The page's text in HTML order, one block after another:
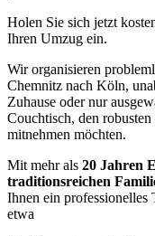
Holen Sie sich jetzt
Ihren Umzug ein.
Wir organisieren
Chemnitz nach Köln,
Zuhause oder nur
Couchtisch, den robusten
mitnehmen möchten.
Mit mehr als 20 Jahren
traditionsreichen
Ihnen ein professionelles
etwa